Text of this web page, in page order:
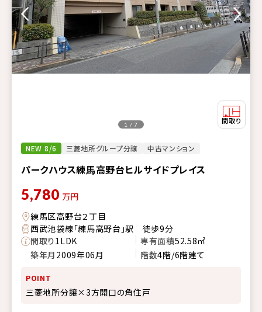
NEW 8/6 三菱地所グループ分譲 中古マンション
パークハウス練馬高野台ヒルサイドプレイス
1 / 7
5,780 万円
練馬区高野台２丁目
西武池袋線「練馬高野台」駅 徒歩9分
間取り1LDK 専有面積52.58㎡
築年月 2009年06月 階数4階/6階建て
POINT
三菱地所分譲×3方開口の角住戸